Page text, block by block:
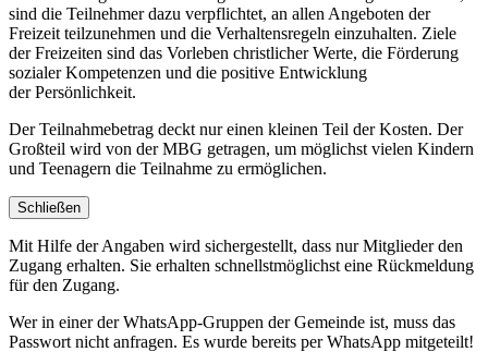
sind die Teilnehmer dazu verpflichtet, an allen Angeboten der
Freizeit teilzunehmen und die Verhaltensregeln einzuhalten. Ziele
der Freizeiten sind das Vorleben christlicher Werte, die Förderung
sozialer Kompetenzen und die positive Entwicklung
der Persönlichkeit.
Der Teilnahmebetrag deckt nur einen kleinen Teil der Kosten. Der
Großteil wird von der MBG getragen, um möglichst vielen Kindern
und Teenagern die Teilnahme zu ermöglichen.
Schließen
Mit Hilfe der Angaben wird sichergestellt, dass nur Mitglieder den
Zugang erhalten. Sie erhalten schnellstmöglichst eine Rückmeldung
für den Zugang.
Wer in einer der WhatsApp-Gruppen der Gemeinde ist, muss das
Passwort nicht anfragen. Es wurde bereits per WhatsApp mitgeteilt!